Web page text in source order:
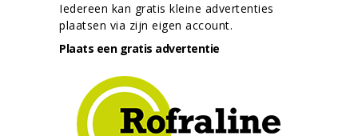
Iedereen kan gratis kleine advertenties
plaatsen via zijn eigen account.
Plaats een gratis advertentie